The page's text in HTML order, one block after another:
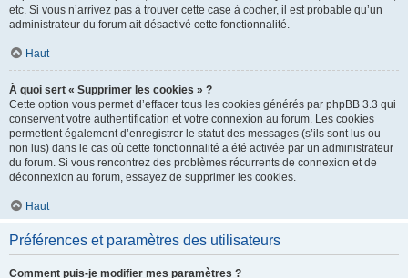
etc. Si vous n’arrivez pas à trouver cette case à cocher, il est probable qu’un
administrateur du forum ait désactivé cette fonctionnalité.
Haut
À quoi sert « Supprimer les cookies » ?
Cette option vous permet d’effacer tous les cookies générés par phpBB 3.3 qui
conservent votre authentification et votre connexion au forum. Les cookies
permettent également d’enregistrer le statut des messages (s’ils sont lus ou
non lus) dans le cas où cette fonctionnalité a été activée par un administrateur
du forum. Si vous rencontrez des problèmes récurrents de connexion et de
déconnexion au forum, essayez de supprimer les cookies.
Haut
Préférences et paramètres des utilisateurs
Comment puis-je modifier mes paramètres ?